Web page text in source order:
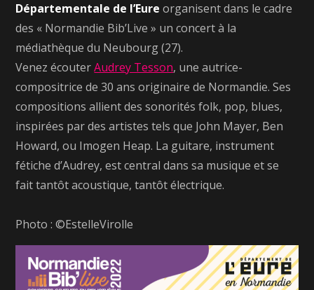
Départementale de l’Eure organisent dans le cadre
des « Normandie Bib’Live » un concert à la
médiathèque du Neubourg (27).
Venez écouterAudrey Tesson, une autrice-
compositrice de 30 ans originaire de Normandie. Ses
compositions allient des sonorités folk, pop, blues,
inspirées par des artistes tels que John Mayer, Ben
Howard, ou Imogen Heap. La guitare, instrument
fétiche d’Audrey, est central dans sa musique et se
fait tantôt acoustique, tantôt électrique.
Photo : ©EstelleVirolle